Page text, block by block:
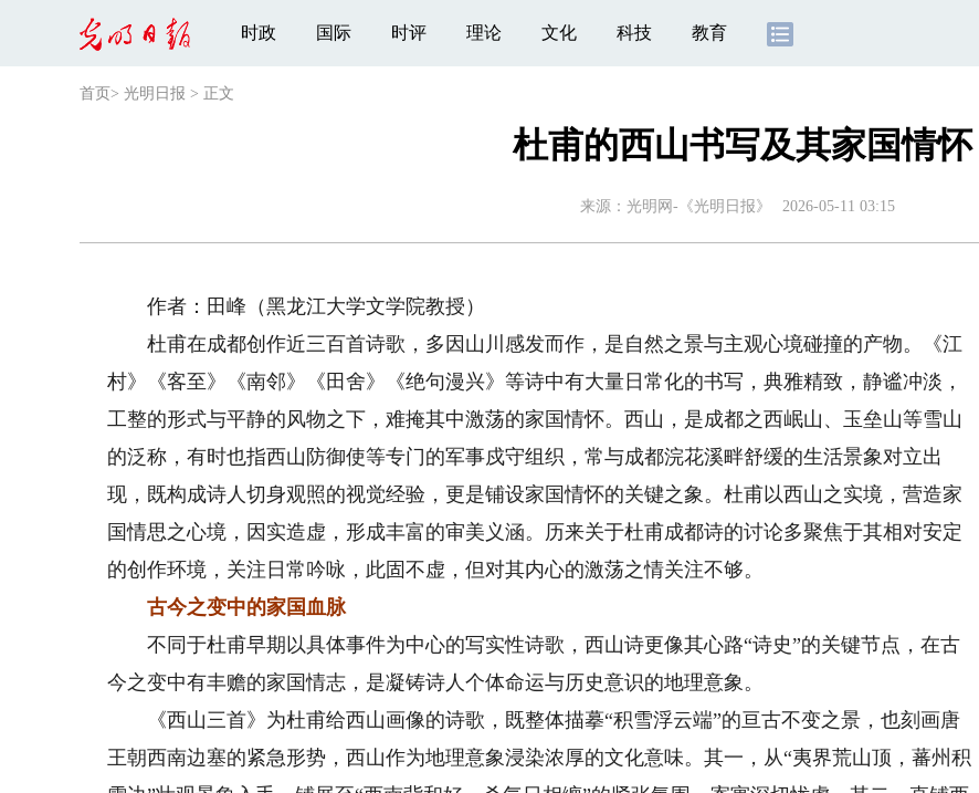
时政 国际 时评 理论 文化 科技 教育
首页 > 光明日报 > 正文
杜甫的西山书写及其家国情怀
来源： 光明网-《光明日报》 2026-05-11 03:15
作者：田峰（黑龙江大学文学院教授）
杜甫在成都创作近三百首诗歌，多因山川感发而作，是自然之景与主观心境碰撞的产物。《江
村》《客至》《南邻》《田舍》《绝句漫兴》等诗中有大量日常化的书写，典雅精致，静谧冲淡，
工整的形式与平静的风物之下，难掩其中激荡的家国情怀。西山，是成都之西岷山、玉垒山等雪山
的泛称，有时也指西山防御使等专门的军事戍守组织，常与成都浣花溪畔舒缓的生活景象对立出
现，既构成诗人切身观照的视觉经验，更是铺设家国情怀的关键之象。杜甫以西山之实境，营造家
国情思之心境，因实造虚，形成丰富的审美义涵。历来关于杜甫成都诗的讨论多聚焦于其相对安定
的创作环境，关注日常吟咏，此固不虚，但对其内心的激荡之情关注不够。
古今之变中的家国血脉
不同于杜甫早期以具体事件为中心的写实性诗歌，西山诗更像其心路“诗史”的关键节点，在古
今之变中有丰赡的家国情志，是凝铸诗人个体命运与历史意识的地理意象。
《西山三首》为杜甫给西山画像的诗歌，既整体描摹“积雪浮云端”的亘古不变之景，也刻画唐
王朝西南边塞的紧急形势，西山作为地理意象浸染浓厚的文化意味。其一，从“夷界荒山顶，蕃州积